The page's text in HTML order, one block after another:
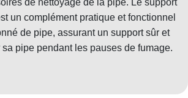
un complément pratique et fonctionnel
de pipe, assurant un support sûr et
pipe pendant les pauses de fumage.